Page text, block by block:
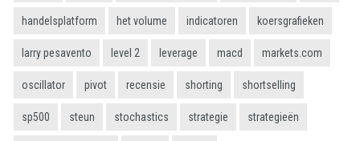
handelsplatform het volume indicatoren koersgrafieken
larry pesavento level 2 leverage macd markets.com
oscillator pivot recensie shorting shortselling
sp500 steun stochastics strategie strategieën